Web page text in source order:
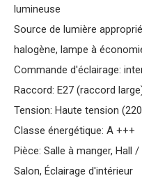
lumineuse
Source de lumière
halogène, lampe à
Commande d'éclairage:
Raccord: E27 (raccord
Tension: Haute tension
Classe énergétique: A +++
Pièce: Salle à manger, Hall
Salon, Éclairage d'intérieur